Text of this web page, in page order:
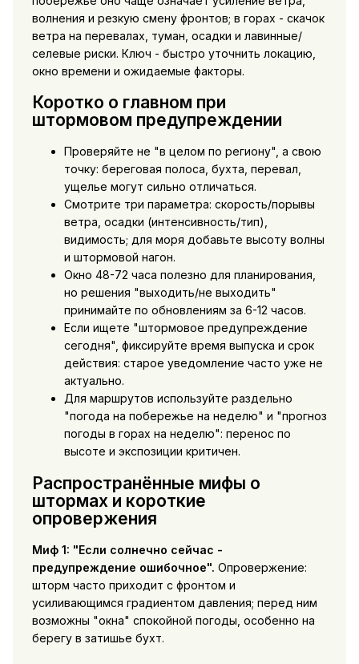
волнения и резкую смену фронтов; в горах - скачок
ветра на перевалах, туман, осадки и лавинные/
селевые риски. Ключ - быстро уточнить локацию,
окно времени и ожидаемые факторы.
Коротко о главном при
штормовом предупреждении
Проверяйте не "в целом по региону", а свою
точку: береговая полоса, бухта, перевал,
ущелье могут сильно отличаться.
Смотрите три параметра: скорость/порывы
ветра, осадки (интенсивность/тип),
видимость; для моря добавьте высоту волны
и штормовой нагон.
Окно 48-72 часа полезно для планирования,
но решения "выходить/не выходить"
принимайте по обновлениям за 6-12 часов.
Если ищете "штормовое предупреждение
сегодня", фиксируйте время выпуска и срок
действия: старое уведомление часто уже не
актуально.
Для маршрутов используйте раздельно
"погода на побережье на неделю" и "прогноз
погоды в горах на неделю": перенос по
высоте и экспозиции критичен.
Распространённые мифы о
штормах и короткие
опровержения
Миф 1: "Если солнечно сейчас -
предупреждение ошибочное". Опровержение:
шторм часто приходит с фронтом и
усиливающимся градиентом давления; перед ним
возможны "окна" спокойной погоды, особенно на
берегу в затишье бухт.